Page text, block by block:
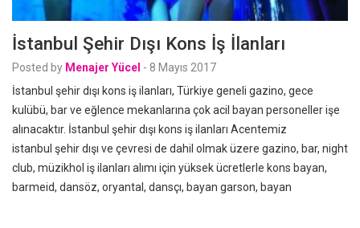
İstanbul Şehir Dışı Kons İş İlanları
Posted by Menajer Yücel - 8 Mayıs 2017
İstanbul şehir dışı kons iş ilanları, Türkiye geneli gazino, gece
kulübü, bar ve eğlence mekanlarına çok acil bayan personeller işe
alınacaktır. İstanbul şehir dışı kons iş ilanları Acentemiz
istanbul şehir dışı ve çevresi de dahil olmak üzere gazino, bar, night
club, müzikhol iş ilanları alımı için yüksek ücretlerle kons bayan,
barmeid, dansöz, oryantal, dansçı, bayan garson, bayan